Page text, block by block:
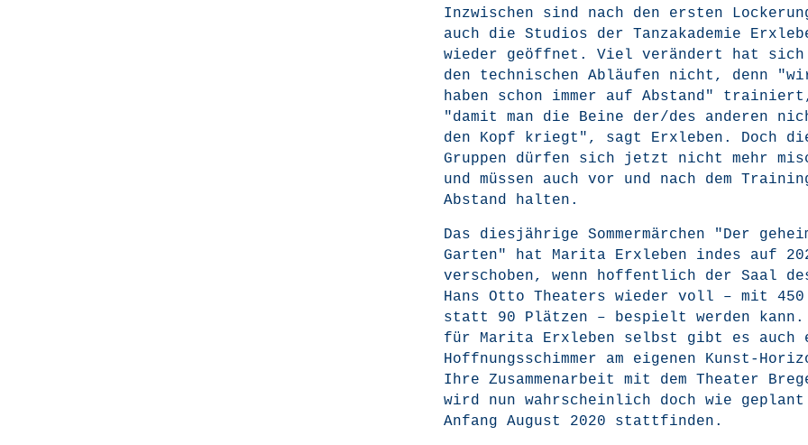
Inzwi­schen sind nach den ers­ten
auch die Stu­di­os der Tanz­aka­de­mie
wie­der geöff­net. Viel ver­än­dert hat
den tech­ni­schen Abläu­fen nicht, denn
haben schon immer auf Abstand"
"damit man die Bei­ne der/des ande­ren
den Kopf kriegt", sagt Erx­le­ben. Doch
Grup­pen dür­fen sich jetzt nicht mehr
und müs­sen auch vor und nach dem
Abstand halten.
Das dies­jäh­ri­ge Som­mer­mär­chen "Der
Gar­ten" hat Mari­ta Erx­le­ben indes auf
ver­scho­ben, wenn hof­fent­lich der Saal
Hans Otto Thea­ters wie­der voll – mit 450
statt 90 Plät­zen – bespielt wer­den kann.
für Mari­ta Erx­le­ben selbst gibt es auch
Hoff­nungs­schim­mer am eige­nen Kunst-
Ihre Zusam­men­ar­beit mit dem Thea­ter
wird nun wahr­schein­lich doch wie geplant
Anfang August 2020 stattfinden.